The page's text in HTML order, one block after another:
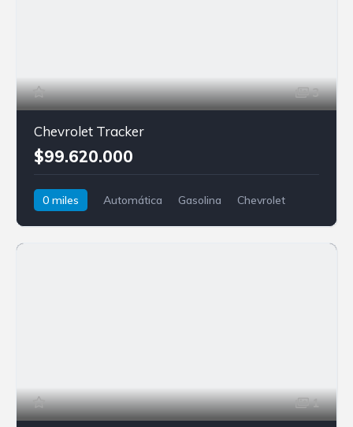
3
Chevrolet Tracker
$99.620.000
0 miles Automática Gasolina
Chevrolet
1